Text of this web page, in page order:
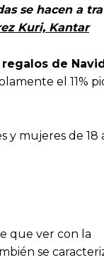
se hacen a
Kuri, Kantar
regalos de
el 11%
y mujeres de 18
que ver con la
se